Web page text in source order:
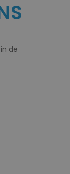
de